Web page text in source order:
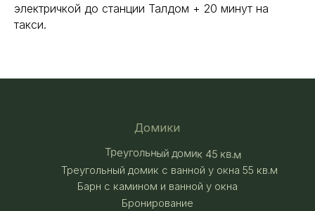
электричкой до станции Талдом + 20 минут на
такси.